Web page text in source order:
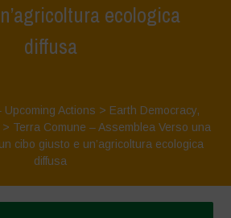
ecologica
diffusa
Upcoming Actions > Earth Democracy,
> Terra Comune – Assemblea Verso una
cibo giusto e un’agricoltura ecologica
diffusa